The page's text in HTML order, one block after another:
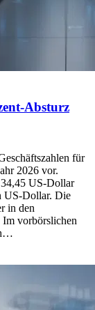
Absturz
für
2026 vor.
US-Dollar
US-Dollar. Die
in den
Im vorbörslichen